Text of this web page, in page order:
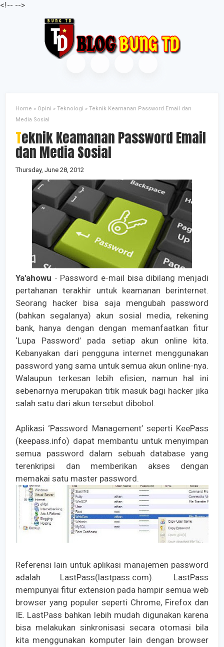
<!-- -->
Home » Opini » Teknologi » Teknik Keamanan Password Email dan
Media Sosial
Teknik Keamanan Password Email
dan Media Sosial
Thursday, June 28, 2012
Ya'ahowu - Password e-mail bisa dibilang menjadi
pertahanan terakhir untuk keamanan berinternet.
Seorang hacker bisa saja mengubah password
(bahkan segalanya) akun sosial media, rekening
bank, hanya dengan dengan memanfaatkan fitur
‘Lupa Password’ pada setiap akun online kita.
Kebanyakan dari pengguna internet menggunakan
password yang sama untuk semua akun online-nya.
Walaupun terkesan lebih efisien, namun hal ini
sebenarnya merupakan titik masuk bagi hacker jika
salah satu dari akun tersebut dibobol.
Aplikasi ‘Password Management’ seperti KeePass
(keepass.info) dapat membantu untuk menyimpan
semua password dalam sebuah database yang
terenkripsi dan memberikan akses dengan
memakai satu master password.
Referensi lain untuk aplikasi manajemen password
adalah LastPass(lastpass.com). LastPass
mempunyai fitur extension pada hampir semua web
browser yang populer seperti Chrome, Firefox dan
IE. LastPass bahkan lebih mudah digunakan karena
bisa melakukan sinkronisasi secara otomasi bila
kita menggunakan komputer lain dengan browser